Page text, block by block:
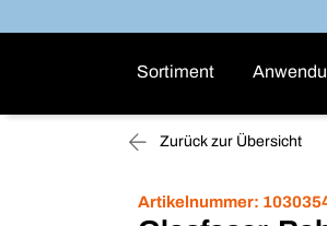
Sortiment
Zurück zur Übersicht
Artikelnummer: